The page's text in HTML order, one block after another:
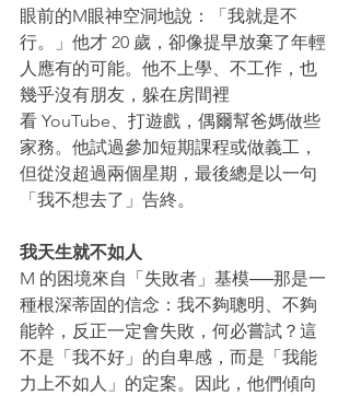
眼前的M眼神空洞地說：「我就是不
行。」他才 20 歲，卻像提早放棄了年輕
人應有的可能。他不上學、不工作，也
幾乎沒有朋友，躲在房間裡
看 YouTube、打遊戲，偶爾幫爸媽做些
家務。他試過參加短期課程或做義工，
但從沒超過兩個星期，最後總是以一句
「我不想去了」告終。
我天生就不如人
M 的困境來自「失敗者」基模──那是一
種根深蒂固的信念：我不夠聰明、不夠
能幹，反正一定會失敗，何必嘗試？這
不是「我不好」的自卑感，而是「我能
力上不如人」的定案。因此，他們傾向